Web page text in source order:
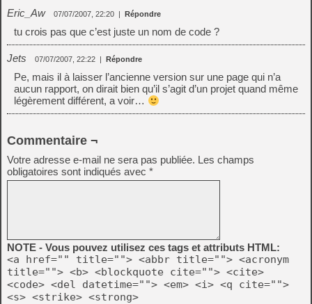
Eric_Aw 07/07/2007, 22:20 | Répondre
tu crois pas que c’est juste un nom de code ?
Jets 07/07/2007, 22:22 | Répondre
Pe, mais il à laisser l’ancienne version sur une page qui n’a
aucun rapport, on dirait bien qu’il s’agit d’un projet quand même
légèrement différent, a voir…
Commentaire ¬
Votre adresse e-mail ne sera pas publiée. Les champs
obligatoires sont indiqués avec *
NOTE - Vous pouvez utilisez ces tags et attributs HTML:
<a href="" title=""> <abbr title=""> <acronym
title=""> <b> <blockquote cite=""> <cite>
<code> <del datetime=""> <em> <i> <q cite="">
<s> <strike> <strong>